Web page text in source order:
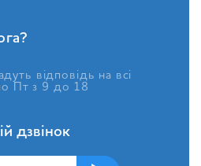
відповідь на всі
Пт з 9 до 18
дзвінок